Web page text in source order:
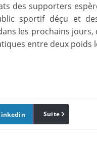
des supporters
sportif déçu et
les prochains
entre deux poids
Pinterest
Suite